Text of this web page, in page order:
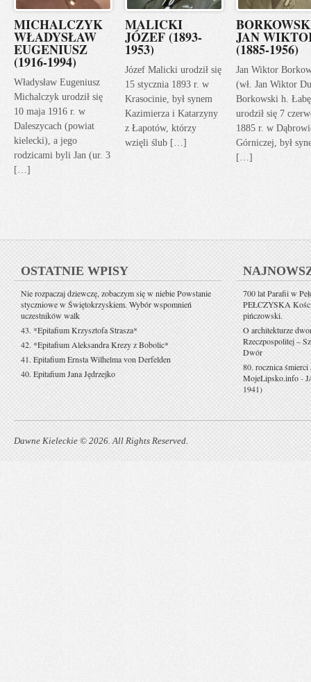
MICHALCZYK
WŁADYSŁAW
EUGENIUSZ
(1916-1994)
Władysław Eugeniusz
Michalczyk urodził się
10 maja 1916 r. w
Daleszycach (powiat
kielecki), a jego
rodzicami byli Jan (ur. 3
[…]
MALICKI
JÓZEF (1893-
1953)
Józef Malicki urodził się
15 stycznia 1893 r. w
Krasocinie, był synem
Kazimierza i Katarzyny
z Łapotów, którzy
wzięli ślub […]
JAN
(1885-1956)
Jan Wiktor
(wł. Jan Wiktor
Borkowski h.
urodził się 7
1885 r. w
Górniczej, był
[…]
OSTATNIE WPISY
Nie rozpaczaj dziewczę, zobaczym się w niebie Powstanie
styczniowe w Świętokrzyskiem. Wybór wspomnień
uczestników walk
43. *Epitafium Krzysztofa Strasza*
42. *Epitafium Aleksandra Krezy z Bobolic*
41. Epitafium Ernsta Wilhelma von Derfelden
40. Epitafium Jana Jędrzejko
700 lat Parafii w
PEŁCZYSKA
pińczowski.
O architekturze
Rzeczpospolitej –
Dwór
80. rocznica
MojeLipsko.info-
1941)
Dawne Kieleckie © 2026. All Rights Reserved.